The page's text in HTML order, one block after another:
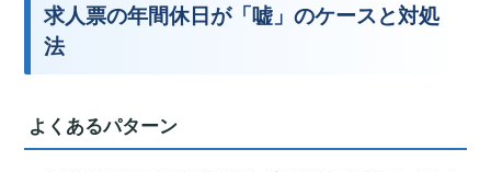
求人票の年間休日が「嘘」のケースと対処
法
よくあるパターン